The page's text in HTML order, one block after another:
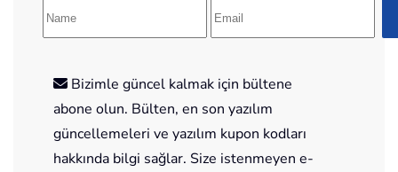
Bizimle güncel kalmak için bültene
abone olun. Bülten, en son yazılım
güncellemeleri ve yazılım kupon kodları
hakkında bilgi sağlar. Size istenmeyen e-